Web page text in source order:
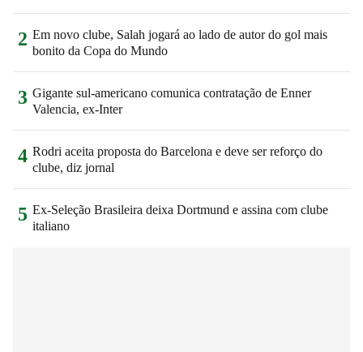
2 Em novo clube, Salah jogará ao lado de autor do gol mais
bonito da Copa do Mundo
3 Gigante sul-americano comunica contratação de Enner
Valencia, ex-Inter
4 Rodri aceita proposta do Barcelona e deve ser reforço do
clube, diz jornal
5 Ex-Seleção Brasileira deixa Dortmund e assina com clube
italiano